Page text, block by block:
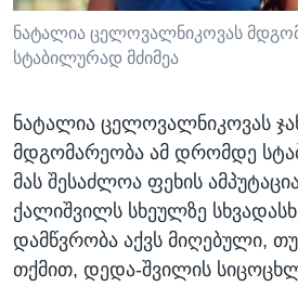
ნატალია ცელოვალნიკოვას
სტაბილურად მძიმეა
ნატალია ცელოვალნიკოვას
მდგომარეობა ამ დრომდე
მას შესაძლოა ფეხის
ქალიშვილს სხეულზე
დამწვრობა აქვს მიღებული,
თქმით, დედა-შვილის